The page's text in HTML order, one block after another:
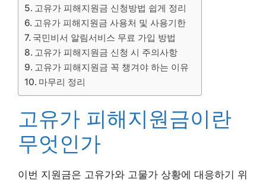
고유가 피해지원금 신청방법 쉽게 정리
고유가 피해지원금 사용처 및 사용기한
국민비서 알림서비스 무료 가입 방법
고유가 피해지원금 신청 시 주의사항
고유가 피해지원금 꼭 챙겨야 하는 이유
마무리 정리
고유가 피해지원금이란
무엇인가
이번 지원금은 고유가와 고물가 상황에 대응하기 위